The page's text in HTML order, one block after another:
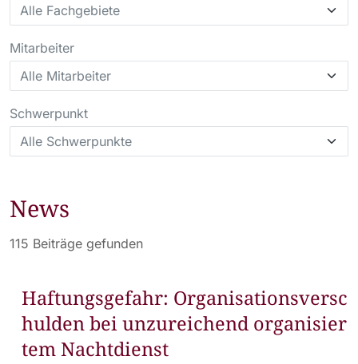
Mitarbeiter
Schwerpunkt
News
115 Beiträge gefunden
Haftungsgefahr: Organisationsversc
hulden bei unzureichend organisier
tem Nachtdienst